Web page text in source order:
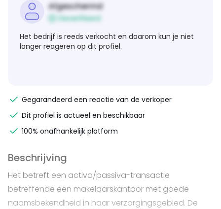
Afgeschermd
Geverifieerd
Het bedrijf is reeds verkocht en daarom kun je niet
langer reageren op dit profiel.
Gegarandeerd een reactie van de verkoper
Dit profiel is actueel en beschikbaar
100% onafhankelijk platform
Beschrijving
Het betreft een activa/passiva-transactie
betreffende een makelaarskantoor met goede
naamsbekendheid in haar verzorgingsgebied. De